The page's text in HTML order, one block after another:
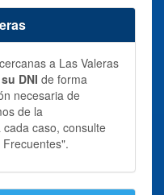
a Las Valeras
DNI de forma
necesaria de
de la
caso, consulte